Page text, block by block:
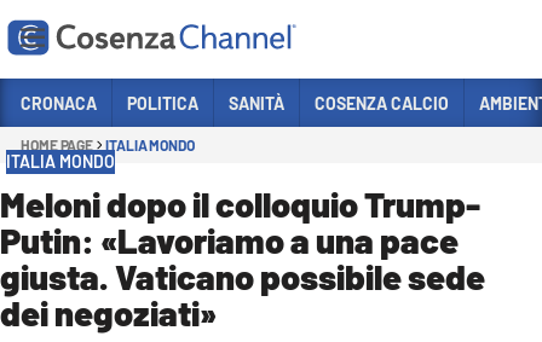
Sezioni
CRONACA
POLITICA
COSENZA CALCIO
ECONOMIA E LAVORO
CRONACA POLITICA SANITÀ COSENZA CALCIO
HOME PAGE ITALIA MONDO
ITALIA MONDO
Meloni dopo il colloquio Trump-
Putin: «Lavoriamo a una pace
giusta. Vaticano possibile sede
dei negoziati»